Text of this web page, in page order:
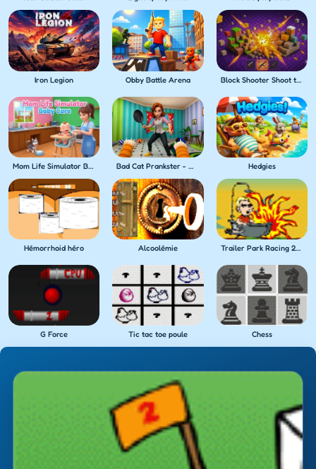
Iron Legion Obby Battle Arena Block Shooter Shoot the Blocks!
Mom Life Simulator Baby Care Bad Cat Prankster - Mom's Return Hedgies
Hémorrhoid héro Alcoolémie Trailer Park Racing 2000
G Force Tic tac toe poule Chess